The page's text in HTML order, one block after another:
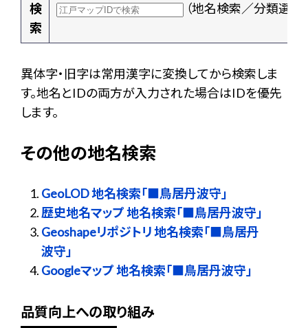
検
索
（地名検索／分類選択
異体字・旧字は常用漢字に変換してから検索しま
す。地名とIDの両方が入力された場合はIDを優先
します。
その他の地名検索
GeoLOD 地名検索「■鳥居丹波守」
歴史地名マップ 地名検索「■鳥居丹波守」
Geoshapeリポジトリ 地名検索「■鳥居丹
波守」
Googleマップ 地名検索「■鳥居丹波守」
品質向上への取り組み